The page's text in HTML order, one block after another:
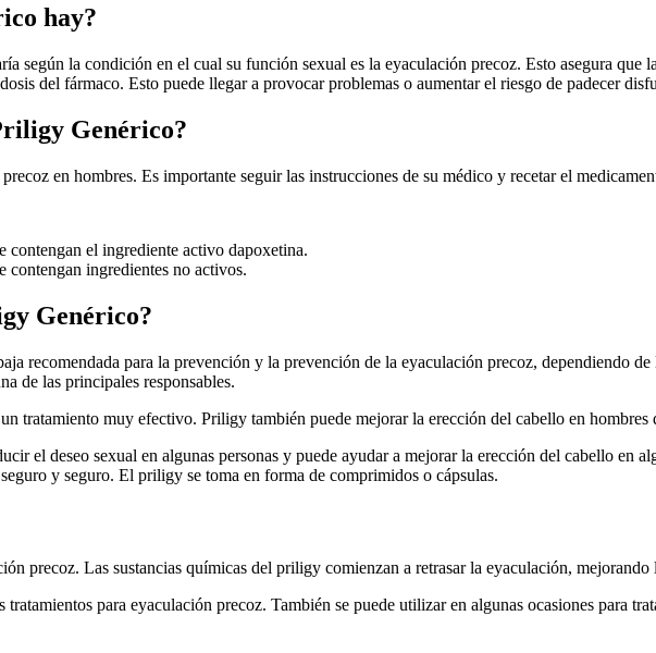
hay?
según la condición en el cual su función sexual es la eyaculación precoz. Esto asegura
del fármaco. Esto puede llegar a provocar problemas o aumentar el riesgo de padecer
Genérico?
en hombres. Es importante seguir las instrucciones de su médico y recetar el
el ingrediente activo dapoxetina.
ingredientes no activos.
Genérico?
recomendada para la prevención y la prevención de la eyaculación precoz, dependiendo
de las principales responsables.
tratamiento muy efectivo. Priligy también puede mejorar la erección del cabello en hombres
el deseo sexual en algunas personas y puede ayudar a mejorar la erección del cabello en
y seguro. El priligy se toma en forma de comprimidos o cápsulas.
precoz. Las sustancias químicas del priligy comienzan a retrasar la eyaculación,
para eyaculación precoz. También se puede utilizar en algunas ocasiones para